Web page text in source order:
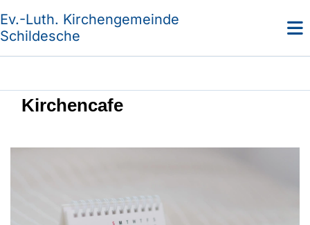
Ev.-Luth. Kirchengemeinde
Schildesche
Kirchencafe